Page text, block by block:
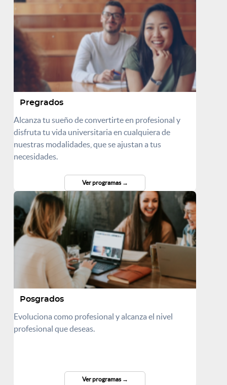
Pregrados
Alcanza tu sueño de convertirte en profesional y
disfruta tu vida universitaria en cualquiera de
nuestras modalidades, que se ajustan a tus
necesidades.
Ver programas
Posgrados
Evoluciona como profesional y alcanza el nivel
profesional que deseas.
Ver programas